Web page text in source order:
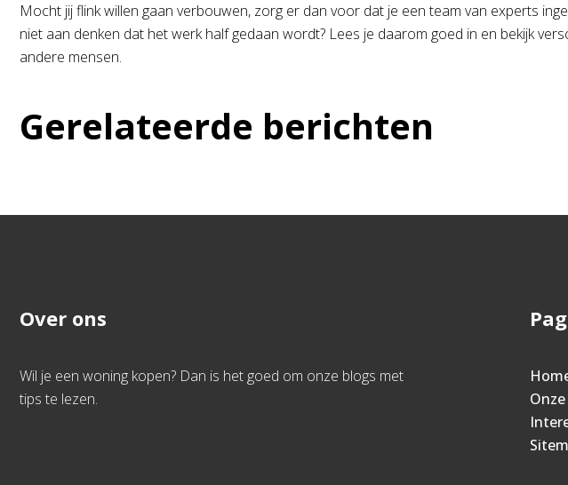
Mocht jij flink willen gaan verbouwen, zorg er dan voor dat je een team van experts
niet aan denken dat het werk half gedaan wordt? Lees je daarom goed in en bekijk
andere mensen.
Gerelateerde berichten
Over ons
Wil je een woning kopen? Dan is het goed om onze blogs met
tips te lezen.